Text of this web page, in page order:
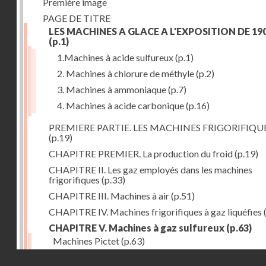
PAGE DE TITRE
LES MACHINES A GLACE A L'EXPOSITION DE
(p.1)
1.Machines à acide sulfureux(p.1)
2. Machines à chlorure de méthyle(p.2)
3. Machines à ammoniaque(p.7)
4. Machines à acide carbonique(p.16)
PREMIERE PARTIE. LES MACHINES
(p.19)
CHAPITRE PREMIER. La production du froid(p.19)
CHAPITRE II. Les gaz employés dans les machines
frigorifiques (p.33)
CHAPITRE III. Machines à air(p.51)
CHAPITRE IV. Machines frigorifiques à gaz liquéfies
CHAPITRE V. Machines à gaz sulfureux (p.63)
Machines Pictet(p.63)